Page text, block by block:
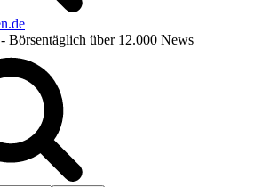
- Börsentäglich über 12.000 News